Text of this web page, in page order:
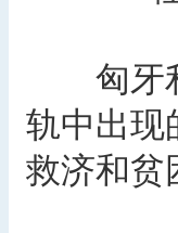
匈牙利
轨中出现
救济和贫